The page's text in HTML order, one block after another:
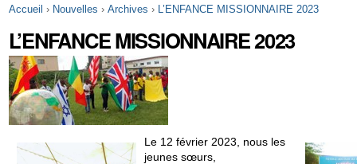
Accueil › Nouvelles › Archives › L’ENFANCE MISSIONNAIRE 2023
L’ENFANCE MISSIONNAIRE 2023
Le 12 février 2023, nous les
jeunes sœurs,